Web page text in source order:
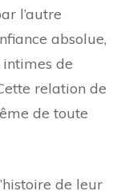
l’autre
absolue,
de
relation de
de toute
de leur